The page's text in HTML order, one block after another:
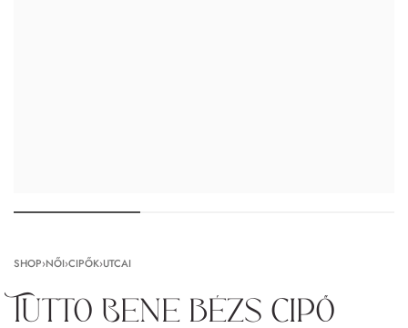
SHOP›NŐI›CIPŐK›UTCAI
Tutto Bene bézs cipő